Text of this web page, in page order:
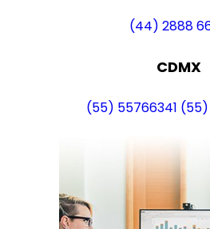
(44) 2888
CDMX
(55) 55766341 (55)